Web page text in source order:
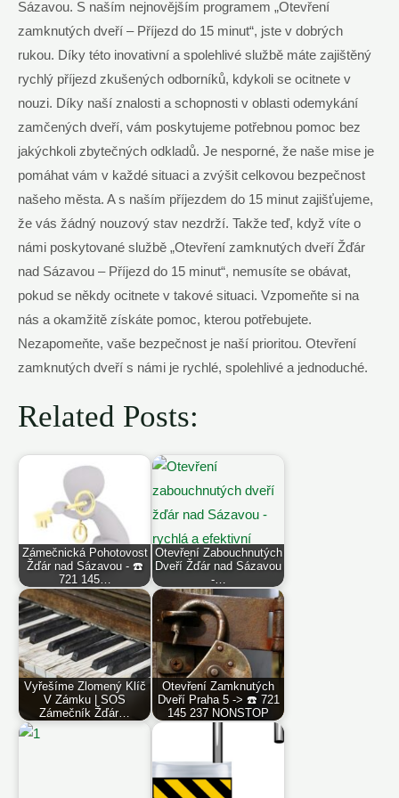
Sázavou. S naším nejnovějším programem „Otevření
zamknutých dveří – Příjezd do 15 minut“, jste v dobrých
rukou. Díky této inovativní a spolehlivé službě máte zajištěný
rychlý příjezd zkušených odborníků, kdykoli se ocitnete v
nouzi. Díky naší znalosti a schopnosti v oblasti odemykání
zamčených dveří, vám poskytujeme potřebnou pomoc bez
jakýchkoli zbytečných odkladů. Je nesporné, že naše mise je
pomáhat vám v každé situaci a zvýšit celkovou bezpečnost
našeho města. A s naším příjezdem do 15 minut zajišťujeme,
že vás žádný nouzový stav nezdrží. Takže teď, když víte o
námi poskytované službě „Otevření zamknutých dveří Žďár
nad Sázavou – Příjezd do 15 minut“, nemusíte se obávat,
pokud se někdy ocitnete v takové situaci. Vzpomeňte si na
nás a okamžitě získáte pomoc, kterou potřebujete.
Nezapomeňte, vaše bezpečnost je naší prioritou. Otevření
zamknutých dveří s námi je rychlé, spolehlivé a jednoduché.
Related Posts:
Zámečnická Pohotovost
Žďár nad Sázavou - ☎️
721 145…
Otevření Zabouchnutých
Dveří Žďár nad Sázavou
-…
Vyřešíme Zlomený Klíč
V Zámku | SOS
Zámečník Žďár…
Otevření Zamknutých
Dveří Praha 5 -> ☎️ 721
145 237 NONSTOP